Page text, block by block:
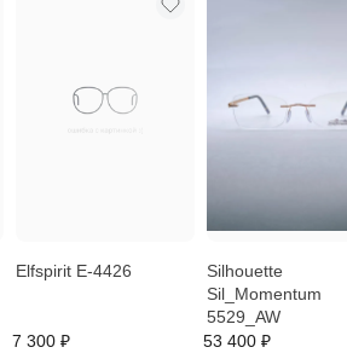
Elfspirit E-4426
7 300 ₽
Silhouette
Sil_Momentum
5529_AW
53 400 ₽